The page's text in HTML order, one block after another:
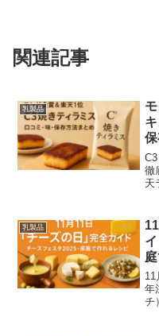
関連記事
乳製品
徹
天
乳製品
11
年
チ